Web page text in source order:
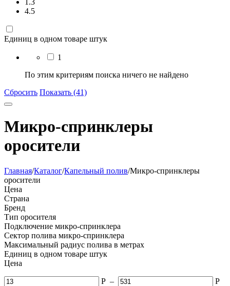
1.3
4.5
Единиц в одном товаре штук
1
По этим критериям поиска ничего не найдено
Сбросить Показать (41)
Микро-спринклеры
оросители
Главная/Каталог/Капельный полив/Микро-спринклеры
оросители
Цена
Страна
Бренд
Тип оросителя
Подключение микро-спринклера
Сектор полива микро-спринклера
Максимальный радиус полива в метрах
Единиц в одном товаре штук
Цена
Р – Р